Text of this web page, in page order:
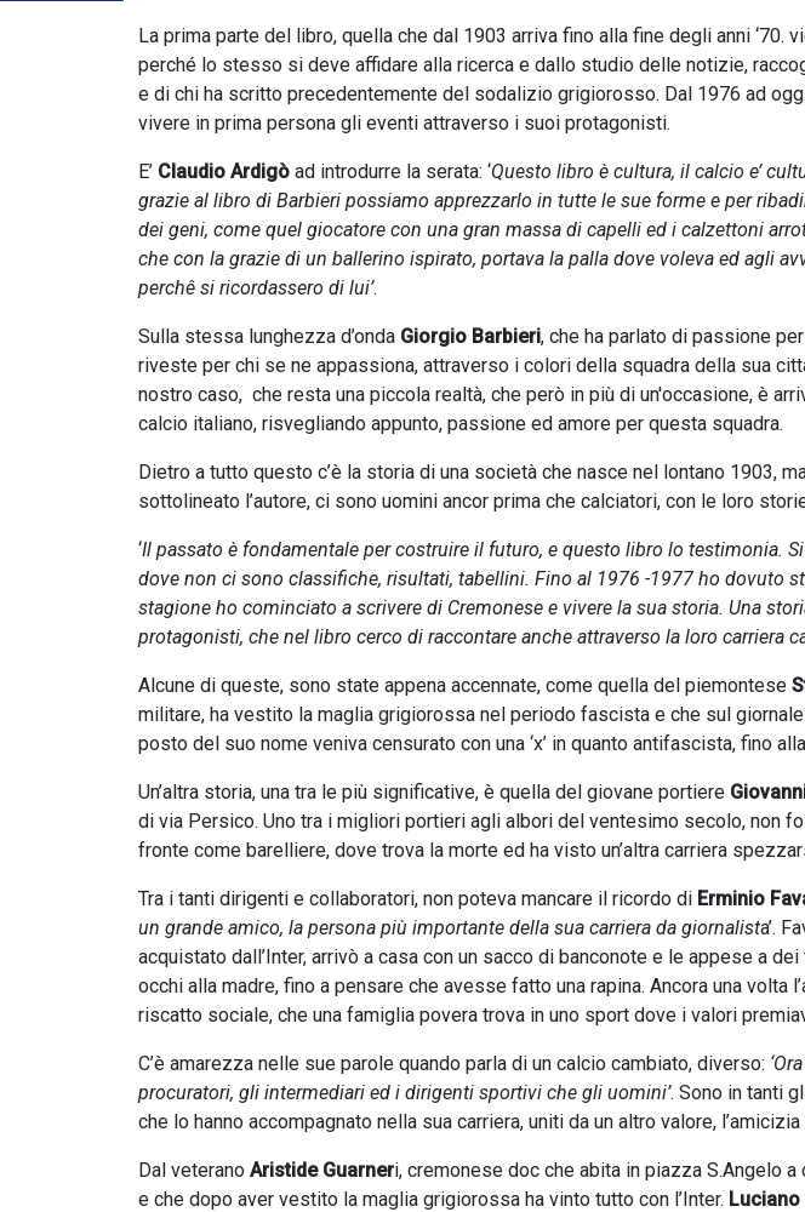
La prima parte del libro, quella che dal 1903 arriva fino alla fine degli anni ‘70.
perché lo stesso si deve affidare alla ricerca e dallo studio delle notizie,
e di chi ha scritto precedentemente del sodalizio grigiorosso. Dal 1976 ad
vivere in prima persona gli eventi attraverso i suoi protagonisti.
E’ Claudio Ardigò ad introdurre la serata: ‘Questo libro è cultura, il calcio e’
grazie al libro di Barbieri possiamo apprezzarlo in tutte le sue forme e per
dei geni, come quel giocatore con una gran massa di capelli ed i calzettoni
che con la grazie di un ballerino ispirato, portava la palla dove voleva ed agli
perchê si ricordassero di lui’.
Sulla stessa lunghezza d’onda Giorgio Barbieri, che ha parlato di passione
riveste per chi se ne appassiona, attraverso i colori della squadra della sua
nostro caso, che resta una piccola realtà, che però in più di un'occasione, è
calcio italiano, risvegliando appunto, passione ed amore per questa squadra.
Dietro a tutto questo c’è la storia di una società che nasce nel lontano 1903,
sottolineato l’autore, ci sono uomini ancor prima che calciatori, con le loro
‘Il passato è fondamentale per costruire il futuro, e questo libro lo testimonia.
dove non ci sono classifiche, risultati, tabellini. Fino al 1976 -1977 ho dovuto
stagione ho cominciato a scrivere di Cremonese e vivere la sua storia. Una
protagonisti, che nel libro cerco di raccontare anche attraverso la loro carriera
Alcune di queste, sono state appena accennate, come quella del piemontese
militare, ha vestito la maglia grigiorossa nel periodo fascista e che sul giornale
posto del suo nome veniva censurato con una ‘x’ in quanto antifascista, fino
Un’altra storia, una tra le più significative, è quella del giovane portiere
di via Persico. Uno tra i migliori portieri agli albori del ventesimo secolo, non
fronte come barelliere, dove trova la morte ed ha visto un’altra carriera
Tra i tanti dirigenti e collaboratori, non poteva mancare il ricordo di Erminio
un grande amico, la persona più importante della sua carriera da giornalista’.
acquistato dall’Inter, arrivò a casa con un sacco di banconote e le appese a
occhi alla madre, fino a pensare che avesse fatto una rapina. Ancora una volta
riscatto sociale, che una famiglia povera trova in uno sport dove i valori
C’è amarezza nelle sue parole quando parla di un calcio cambiato, diverso:
procuratori, gli intermediari ed i dirigenti sportivi che gli uomini’. Sono in tanti
che lo hanno accompagnato nella sua carriera, uniti da un altro valore,
Dal veterano Aristide Guarneri, cremonese doc che abita in piazza S.Angelo
e che dopo aver vestito la maglia grigiorossa ha vinto tutto con l’Inter. Luciano